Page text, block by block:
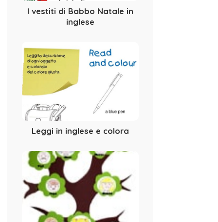
I vestiti di Babbo Natale in
inglese
Leggi in inglese e colora